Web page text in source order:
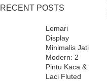
RECENT POSTS
Lemari
Display
Minimalis Jati
Modern: 2
Pintu Kaca &
Laci Fluted